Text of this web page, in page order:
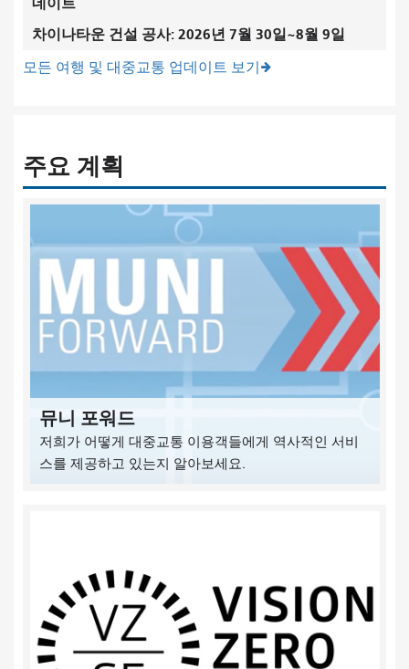
차이나타운 건설 공사: 2026년 7월 30일~8월 9일
모든 여행 및 대중교통 업데이트 보기
주요 계획
뮤니 포워드
저희가 어떻게 대중교통 이용객들에게 역사적인 서비
스를 제공하고 있는지 알아보세요.